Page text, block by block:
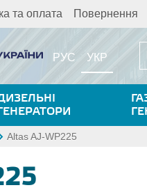
та оплата Повернення
РУС УКР
Altas AJ-WP225